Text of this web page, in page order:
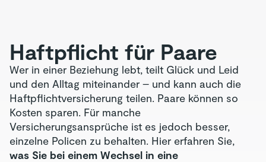
Haftpflicht für Paare
Wer in einer Beziehung lebt, teilt Glück und Leid
und den Alltag miteinander – und kann auch die
Haftpflichtversicherung teilen. Paare können so
Kosten sparen. Für manche
Versicherungsansprüche ist es jedoch besser,
einzelne Policen zu behalten. Hier erfahren Sie,
was Sie bei einem Wechsel in eine